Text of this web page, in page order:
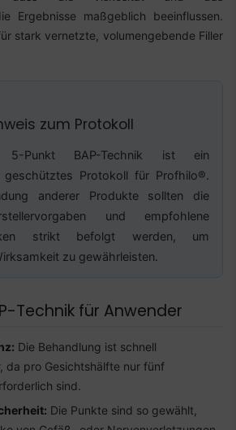
Ergebnisse maßgeblich beeinflussen.
stark vernetzte, volumengebende Filler
zum Protokoll
5-Punkt BAP-Technik ist ein
geschütztes Protokoll für Profhilo®.
anderer Produkte sollten die
und empfohlene
strikt befolgt werden, um
zu gewährleisten.
Technik für Anwender
Die Behandlung ist schnell
da pro Gesichtshälfte nur fünf
sind.
Die Punkte sind so gewählt,